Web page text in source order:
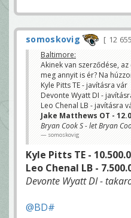
somoskovig 12 655
Baltimore:
Akinek van szerződése,
meg annyit is ér? Na
Kyle Pitts TE - javításra vár
Devonte Wyatt DI -
Leo Chenal LB - javításra
Jake Matthews OT -
Bryan Cook S - let Bryan
somoskovig
Kyle Pitts TE -
Leo Chenal LB -
Devonte Wyatt DI -
@BD#